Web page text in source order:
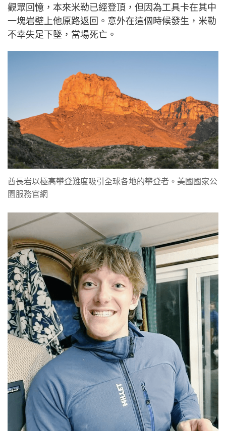
觀眾回憶，本來米勒已經登頂，但因為工具卡在其中
一塊岩壁上他原路返回。意外在這個時候發生，米勒
不幸失足下墜，當場死亡。
酋長岩以極高攀登難度吸引全球各地的攀登者。美國國家公
園服務官網